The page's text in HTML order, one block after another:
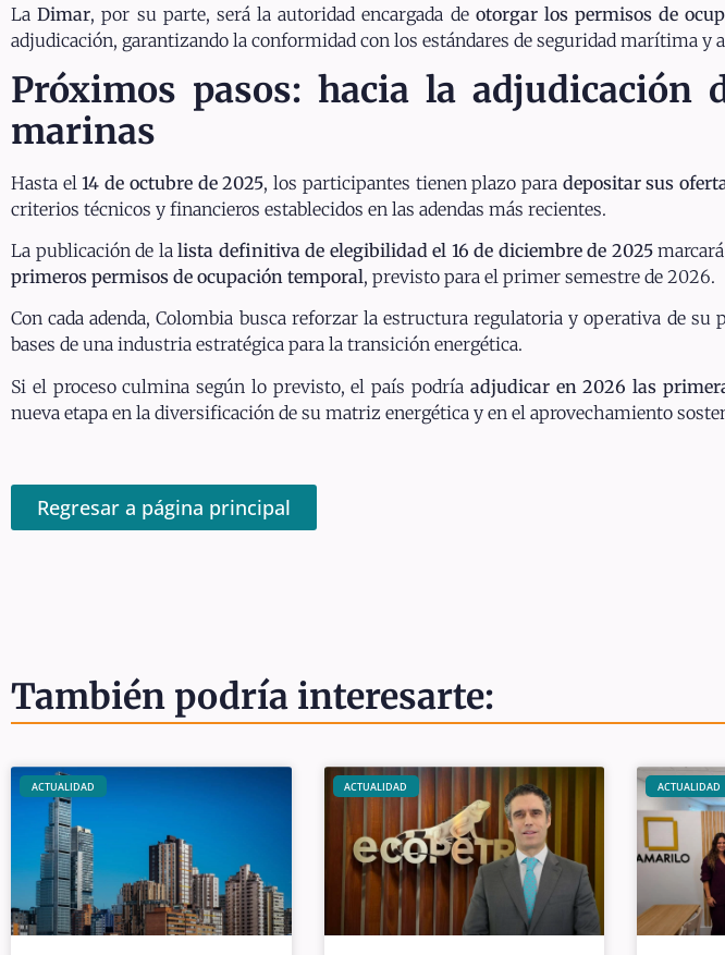
LaDimar, por su parte, será la autoridad encargada de otorgar los permisos de
adjudicación, garantizando la conformidad con los estándares de seguridad marítima y
Próximos pasos: hacia la adjudicación
marinas
Hasta el14 de octubre de 2025, los participantes tienen plazo para depositar sus
criterios técnicos y financieros establecidos en las adendas más recientes.
La publicación de lalista definitiva de elegibilidad el 16 de diciembre de 2025
primeros permisos de ocupación temporal, previsto para el primer semestre de 2026.
Con cada adenda, Colombia busca reforzar la estructura regulatoria y operativa de
bases de una industria estratégica para la transición energética.
Si el proceso culmina según lo previsto, el país podría adjudicar en 2026 las
nueva etapa en la diversificación de su matriz energética y en el aprovechamiento
Regresar a página principal
También podría interesarte:
ACTUALIDAD ACTUALIDAD ACTUALIDAD